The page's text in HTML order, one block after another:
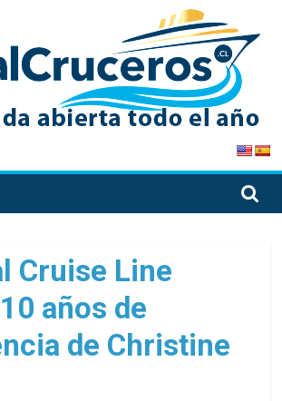
Cruise Line
años de
de Christine